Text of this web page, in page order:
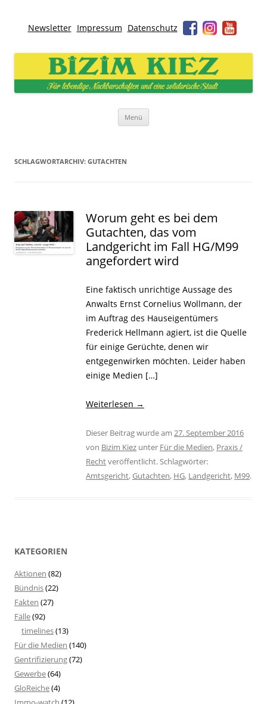
Newsletter Impressum Datenschutz
Bizim Kiez – Unser Kiez
Für lebendige Nachbarschaften und eine solidarische Stadt
Menü
SCHLAGWORTARCHIV: GUTACHTEN
Worum geht es bei dem
Gutachten, das vom
Landgericht im Fall HG/M99
angefordert wird
Eine faktisch unrichtige Aussage des
Anwalts Ernst Cornelius Wollmann, der
im Auftrag des Hauseigentümers
Frederick Hellmann agiert, ist die Quelle
für einige Gerüchte, denen wir
entgegenwirken möchten. Leider haben
einige Medien […]
Weiterlesen →
Dieser Beitrag wurde am 27. September 2016
von Bizim Kiez unter Für die Medien, Praxis /
Rechtveröffentlicht. Schlagwörter:
Amtsgericht,Gutachten, HG, Landgericht, M99.
KATEGORIEN
Aktionen (82)
Bündnis(22)
Fakten (27)
Fälle(92)
timelines(13)
Für die Medien (140)
Gentrifizierung(72)
Gewerbe(64)
GloReiche(4)